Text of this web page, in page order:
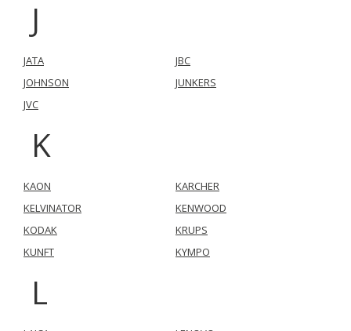
J
JATA
JBC
JOHNSON
JUNKERS
JVC
K
KAON
KARCHER
KELVINATOR
KENWOOD
KODAK
KRUPS
KUNFT
KYMPO
L
Cookies necesarias
funcionarán. Estas cookies no almacenan ninguna
COOKIELEGALFERSAY, VSF904, PHPSESSID, wp-settings-1,